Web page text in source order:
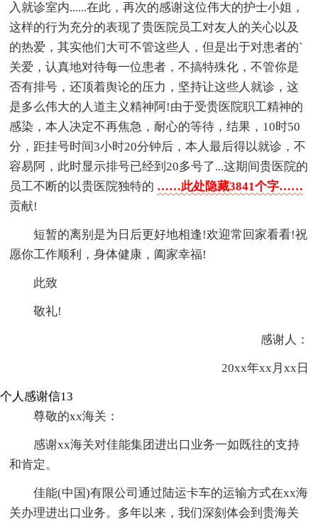
入就诊室内......在此，再次的感谢这位伟大的护士小姐，
这样的行为充分的表现了贵医院员工对友人的关心以及
的热爱，其实他们大可不管这些人，但是出于对患者的`
关爱，认真地对待每一位患者，不搞特殊化，不管你是
否有排号，还顶着舆论的压力，坚持让这些人就诊，这
是多么伟大的人道主义精神阿!由于受贵医院职工精神的
感染，本人决定不再焦急，耐心的等待，结果，10时50
分，距挂号时间3小时20分钟后，本人最后得以就诊，不
容易阿，此时显示排号已经到20多号了...这期间贵医院的
员工不断的以贵医院独特的 ……此处隐藏3841个字……
贡献!
短暂的离别是为日后更好地相逢!欢迎常回家看看!祝
愿你工作顺利，身体健康，阖家幸福!
此致
敬礼!
感谢人：
20xx年xx月xx日
个人感谢信13
尊敬的xx海关：
感谢xx海关对佳能集团进出口业务一如既往的支持
和肯定。
佳能(中国)有限公司通过陆运卡车的运输方式在xx海
关办理进出口业务。多年以来，我们深刻体会到贵海关